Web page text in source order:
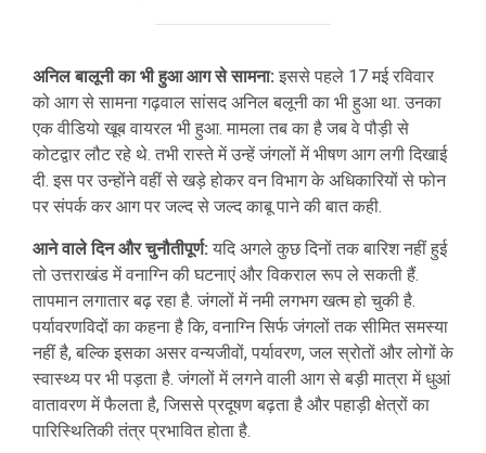
अनिल बालूनी का भी हुआ आग से सामना: इससे पहले 17 मई रविवार
को आग से सामना गढ़वाल सांसद अनिल बलूनी का भी हुआ था. उनका
एक वीडियो खूब वायरल भी हुआ. मामला तब का है जब वे पौड़ी से
कोटद्वार लौट रहे थे. तभी रास्ते में उन्हें जंगलों में भीषण आग लगी दिखाई
दी. इस पर उन्होंने वहीं से खड़े होकर वन विभाग के अधिकारियों से फोन
पर संपर्क कर आग पर जल्द से जल्द काबू पाने की बात कही.
आने वाले दिन और चुनौतीपूर्ण: यदि अगले कुछ दिनों तक बारिश नहीं हुई
तो उत्तराखंड में वनाग्नि की घटनाएं और विकराल रूप ले सकती हैं.
तापमान लगातार बढ़ रहा है. जंगलों में नमी लगभग खत्म हो चुकी है.
पर्यावरणविदों का कहना है कि, वनाग्नि सिर्फ जंगलों तक सीमित समस्या
नहीं है, बल्कि इसका असर वन्यजीवों, पर्यावरण, जल स्रोतों और लोगों के
स्वास्थ्य पर भी पड़ता है. जंगलों में लगने वाली आग से बड़ी मात्रा में धुआं
वातावरण में फैलता है, जिससे प्रदूषण बढ़ता है और पहाड़ी क्षेत्रों का
पारिस्थितिकी तंत्र प्रभावित होता है.